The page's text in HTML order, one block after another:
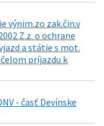
výnim.zo zak.čin.v
Z.z. o ochrane
a státie s mot.
príjazdu k
- časť Devínske